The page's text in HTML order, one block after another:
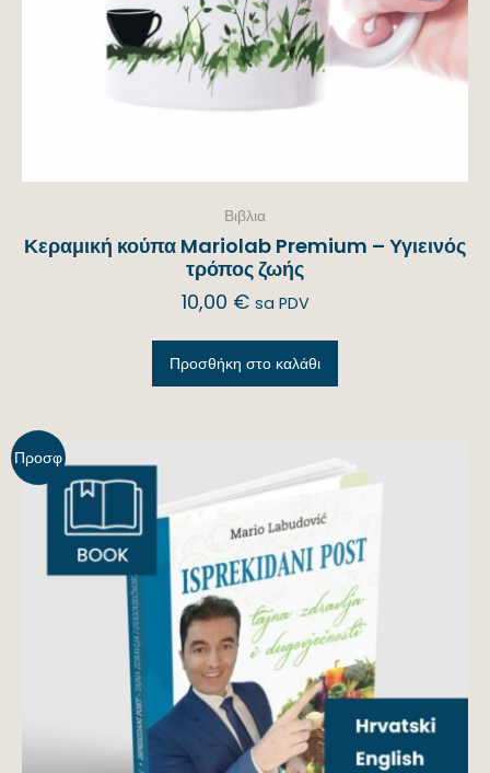
Βιβλια
Κεραμική κούπα Mariolab Premium – Υγιεινός
τρόπος ζωής
10,00 € sa PDV
Προσθήκη στο καλάθι
Προσφ